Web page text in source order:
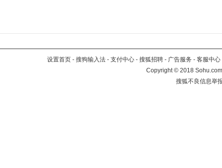
设置首页 - 搜狗输入法 - 支付中心 - 搜狐招聘 - 广告服务 - 客服中心
Copyright©2018
搜狐不良信息举